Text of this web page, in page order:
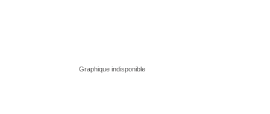
Graphique indisponible